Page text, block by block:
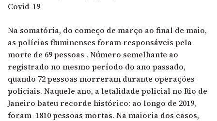
Covid-19
Na somatória, do começo de março ao final de maio,
as polícias fluminenses foram responsáveis pela
morte de 69 pessoas . Número semelhante ao
registrado no mesmo período do ano passado,
quando 72 pessoas morreram durante operações
policiais. Naquele ano, a letalidade policial no Rio de
Janeiro bateu recorde histórico: ao longo de 2019,
foram 1810 pessoas mortas. Na maioria dos casos,